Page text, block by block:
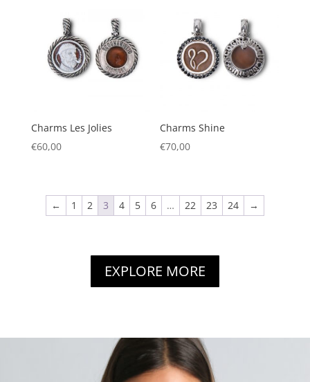
Charms Les Jolies
€60,00
Charms Shine
€70,00
← 1 2 3 4 5 6 … 22 23 24 →
EXPLORE MORE